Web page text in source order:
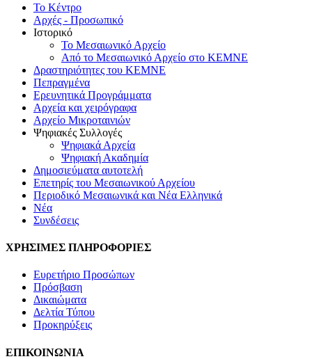
Το Κέντρο
Αρχές - Προσωπικό
Ιστορικό
Το Μεσαιωνικό Αρχείο
Από το Μεσαιωνικό Αρχείο στο ΚΕΜΝΕ
Δραστηριότητες του ΚΕΜΝΕ
Πεπραγμένα
Ερευνητικά Προγράμματα
Αρχεία και χειρόγραφα
Αρχείο Μικροταινιών
Ψηφιακές Συλλογές
Ψηφιακά Αρχεία
Ψηφιακή Ακαδημία
Δημοσιεύματα αυτοτελή
Επετηρίς του Μεσαιωνικού Αρχείου
Περιοδικό Μεσαιωνικά και Νέα Ελληνικά
Νέα
Συνδέσεις
ΧΡΗΣΙΜΕΣ ΠΛΗΡΟΦΟΡΙΕΣ
Ευρετήριο Προσώπων
Πρόσβαση
Δικαιώματα
Δελτία Τύπου
Προκηρύξεις
ΕΠΙΚΟΙΝΩΝΙΑ